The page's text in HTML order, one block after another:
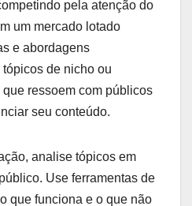
pela atenção do
um mercado lotado
e abordagens
de nicho ou
ressoem com públicos
seu conteúdo.
analise tópicos em
Use ferramentas de
que funciona e o que não